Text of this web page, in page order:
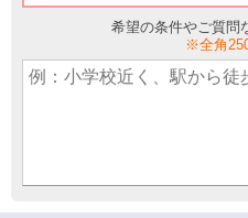
希望の条件やご質問
※全角